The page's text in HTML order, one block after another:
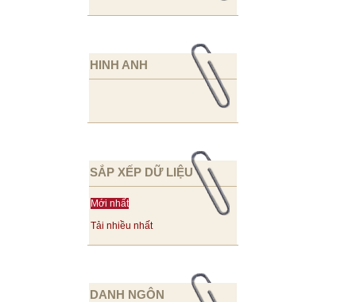
HINH ANH
SẮP XẾP DỮ LIỆU
Mới nhất
Tải nhiều nhất
DANH NGÔN